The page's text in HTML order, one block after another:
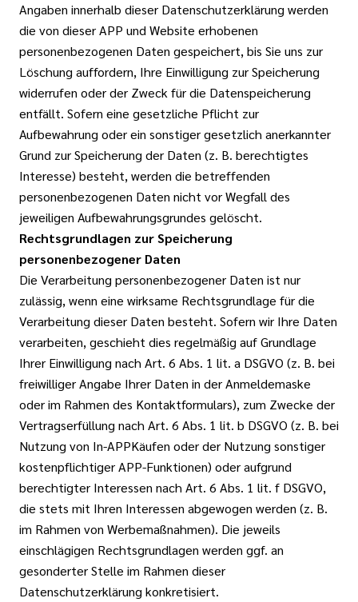
Angaben innerhalb dieser Datenschutzerklärung werden
die von dieser APP und Website erhobenen
personenbezogenen Daten gespeichert, bis Sie uns zur
Löschung auffordern, Ihre Einwilligung zur Speicherung
widerrufen oder der Zweck für die Datenspeicherung
entfällt. Sofern eine gesetzliche Pflicht zur
Aufbewahrung oder ein sonstiger gesetzlich anerkannter
Grund zur Speicherung der Daten (z. B. berechtigtes
Interesse) besteht, werden die betreffenden
personenbezogenen Daten nicht vor Wegfall des
jeweiligen Aufbewahrungsgrundes gelöscht.
Rechtsgrundlagen zur Speicherung
personenbezogener Daten
Die Verarbeitung personenbezogener Daten ist nur
zulässig, wenn eine wirksame Rechtsgrundlage für die
Verarbeitung dieser Daten besteht. Sofern wir Ihre Daten
verarbeiten, geschieht dies regelmäßig auf Grundlage
Ihrer Einwilligung nach Art. 6 Abs. 1 lit. a DSGVO (z. B. bei
freiwilliger Angabe Ihrer Daten in der Anmeldemaske
oder im Rahmen des Kontaktformulars), zum Zwecke der
Vertragserfüllung nach Art. 6 Abs. 1 lit. b DSGVO (z. B. bei
Nutzung von In-APPKäufen oder der Nutzung sonstiger
kostenpflichtiger APP-Funktionen) oder aufgrund
berechtigter Interessen nach Art. 6 Abs. 1 lit. f DSGVO,
die stets mit Ihren Interessen abgewogen werden (z. B.
im Rahmen von Werbemaßnahmen). Die jeweils
einschlägigen Rechtsgrundlagen werden ggf. an
gesonderter Stelle im Rahmen dieser
Datenschutzerklärung konkretisiert.